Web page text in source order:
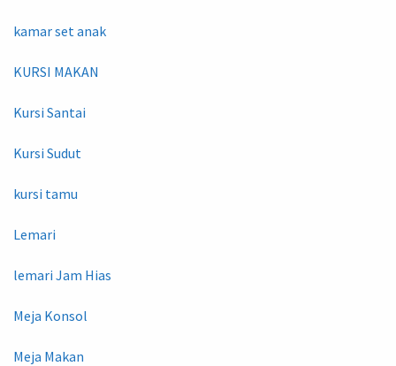
kamar set anak
KURSI MAKAN
Kursi Santai
Kursi Sudut
kursi tamu
Lemari
lemari Jam Hias
Meja Konsol
Meja Makan